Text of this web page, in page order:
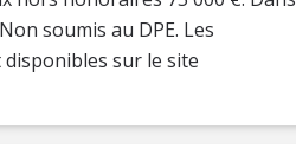
soumis au DPE. Les
sur le site